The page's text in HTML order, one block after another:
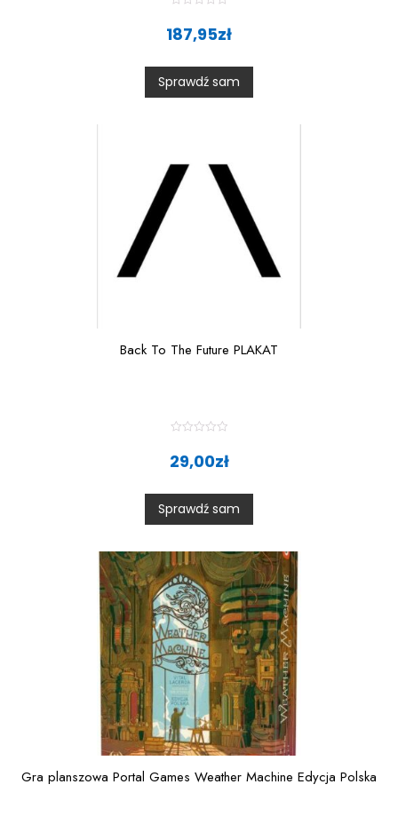
0
o
u
t
187,95zł
Sprawdź sam
Back To The Future PLAKAT
t
0
o
u
t
29,00zł
Sprawdź sam
Gra planszowa Portal Games Weather Machine Edycja Polska